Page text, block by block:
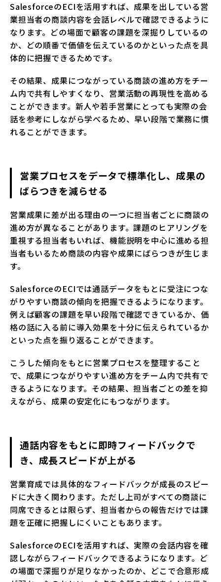
SalesforceのECIを活用すれば、成果を出している営
業担当者の商談内容を会話レベルで確認できるように
なります。どの場面で顧客の課題を深掘りしているの
か、どの順番で価値を伝えているのかといった点を具
体的に把握できるためです。
その結果、成果につながっている商談の進め方をチー
ム内で共有しやすくなり、営業活動の再現性を高める
ことができます。新人や若手営業にとっても実際の会
話を参考にしながら学べるため、早い段階で業務に慣
れることができます。
営業プロセスをデータで標準化し、成果の
ばらつきを減らせる
営業成果に差が出る理由の一つに担当者ごとに商談の
進め方が異なることがあります。課題のヒアリングを
重視する担当者もいれば、機能説明を中心に進める担
当者もいるため商談の内容や成果にばらつきが生じま
す。
SalesforceのECIでは通話データをもとに受注につな
がりやすい商談の傾向を把握できるようになります。
例えば顧客の課題を早い段階で確認できているか、価
格の話に入る前に導入効果を十分に伝えられているか
といった点を振り返ることができます。
こうした傾向をもとに営業プロセスを整理すること
で、成果につながりやすい進め方をチーム内で共有で
きるようになります。その結果、担当者ごとの差を抑
えながら、成果の安定化にもつながります。
通話内容をもとに即時フィードバックで
き、成長スピードが上がる
営業育成では具体的なフィードバックが成長のスピー
ドに大きく関わります。ただし上司がすべての商談に
同席できるとは限らず、担当者からの報告だけでは課
題を正確に把握しにくいこともあります。
SalesforceのECIを活用すれば、実際の会話内容を確
認しながらフィードバックできるようになります。ど
の場面で深掘りが足りなかったのか、どこで合意形成